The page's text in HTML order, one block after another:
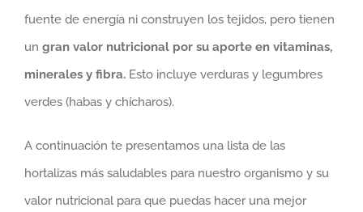
fuente de energía ni construyen los tejidos, pero tienen
un gran valor nutricional por su aporte en vitaminas,
minerales y fibra. Esto incluye verduras y legumbres
verdes (habas y chícharos).
A continuación te presentamos una lista de las
hortalizas más saludables para nuestro organismo y su
valor nutricional para que puedas hacer una mejor